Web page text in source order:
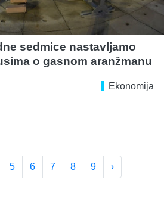
sedmice nastavljamo
o gasnom aranžmanu
Ekonomija
5 6 7 8 9 ›